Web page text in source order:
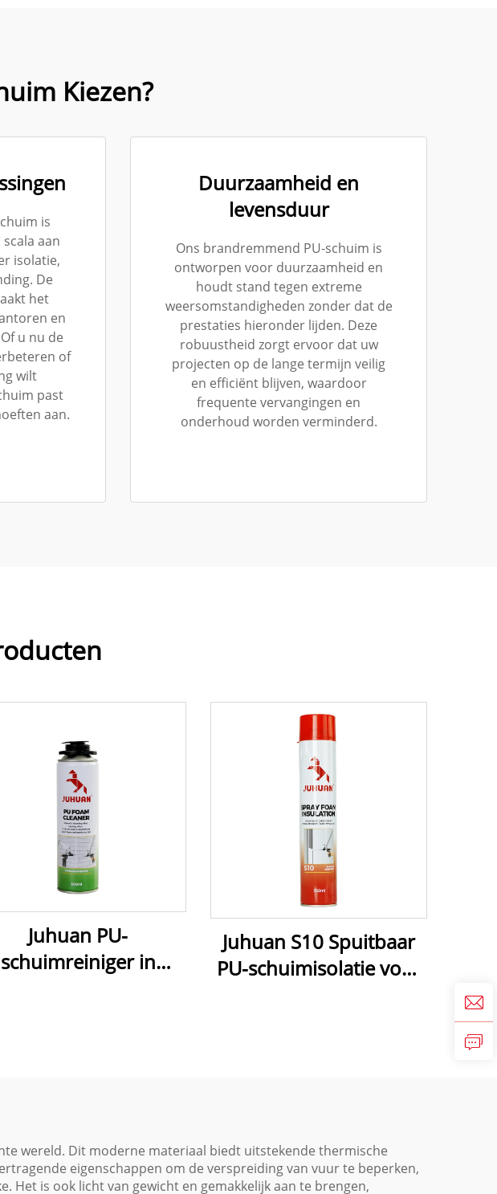
Kiezen?
is
aan
isolatie,
De
het
en
u nu de
of
wilt
past
aan.
Duurzaamheid en
levensduur
Ons brandremmend PU-schuim is
ontworpen voor duurzaamheid en
houdt stand tegen extreme
weersomstandigheden zonder dat de
prestaties hieronder lijden. Deze
robuustheid zorgt ervoor dat uw
projecten op de lange termijn veilig
en efficiënt blijven, waardoor
frequente vervangingen en
onderhoud worden verminderd.
Juhuan PU-
schuimreiniger in
Milieuvriendelijk
Juhuan S10 Spuitbaar
PU-schuimisolatie voor
wereld. Dit moderne materiaal biedt uitstekende thermische
eigenschappen om de verspreiding van vuur te beperken,
is ook licht van gewicht en gemakkelijk aan te brengen,